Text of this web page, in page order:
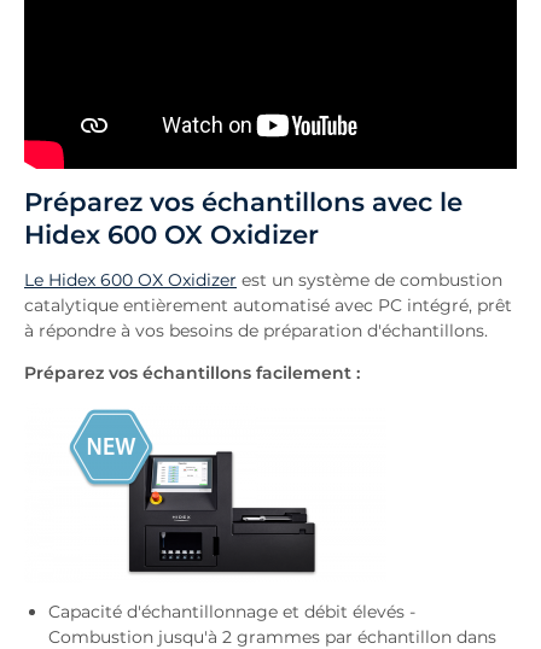
Préparez vos échantillons avec le
Hidex 600 OX Oxidizer
Le Hidex 600 OX Oxidizer est un système de combustion
catalytique entièrement automatisé avec PC intégré, prêt
à répondre à vos besoins de préparation d'échantillons.
Préparez vos échantillons facilement :
Capacité d'échantillonnage et débit élevés -
Combustion jusqu'à 2 grammes par échantillon dans